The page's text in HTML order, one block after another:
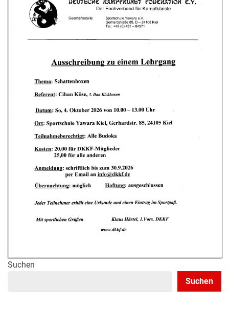
Suchen
Suchen